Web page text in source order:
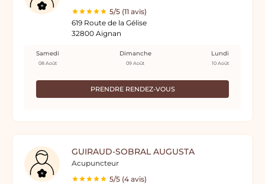
5/5 (11 avis)
619 Route de la Gélise
32800 Aignan
PRENDRE RENDEZ-VOUS
Samedi
08 Août
Dimanche
09 Août
Lundi
10 Août
GUIRAUD-SOBRAL AUGUSTA
Acupuncteur
5/5 (4 avis)